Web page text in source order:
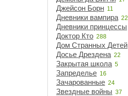
Джейсон Борн 11
Дневники вампира 22
Дневники принцессы
Доктор Кто 288
Дом Странных Детей
Досье Дрездена 22
Закрытая школа 5
Запределье 16
Зачарованные 24
Звездные войны 37